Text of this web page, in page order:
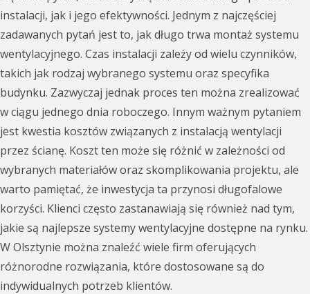
instalacji, jak i jego efektywności. Jednym z najczęściej
zadawanych pytań jest to, jak długo trwa montaż systemu
wentylacyjnego. Czas instalacji zależy od wielu czynników,
takich jak rodzaj wybranego systemu oraz specyfika
budynku. Zazwyczaj jednak proces ten można zrealizować
w ciągu jednego dnia roboczego. Innym ważnym pytaniem
jest kwestia kosztów związanych z instalacją wentylacji
przez ścianę. Koszt ten może się różnić w zależności od
wybranych materiałów oraz skomplikowania projektu, ale
warto pamiętać, że inwestycja ta przynosi długofalowe
korzyści. Klienci często zastanawiają się również nad tym,
jakie są najlepsze systemy wentylacyjne dostępne na rynku.
W Olsztynie można znaleźć wiele firm oferujących
różnorodne rozwiązania, które dostosowane są do
indywidualnych potrzeb klientów.